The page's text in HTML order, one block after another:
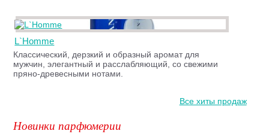
L`Homme
Классический, дерзкий и образный аромат для
мужчин, элегантный и расслабляющий, со свежими
пряно-древесными нотами.
Все хиты продаж
Новинки парфюмерии